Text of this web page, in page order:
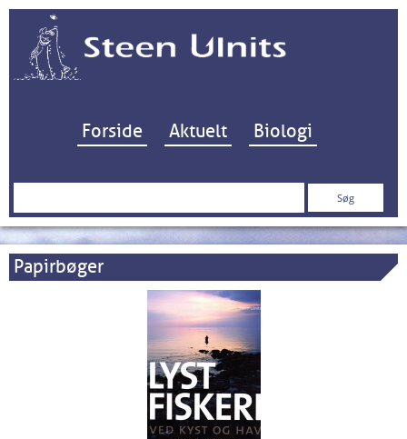
Hop til indhold
Forside Aktuelt Biologi
Søg
Papirbøger